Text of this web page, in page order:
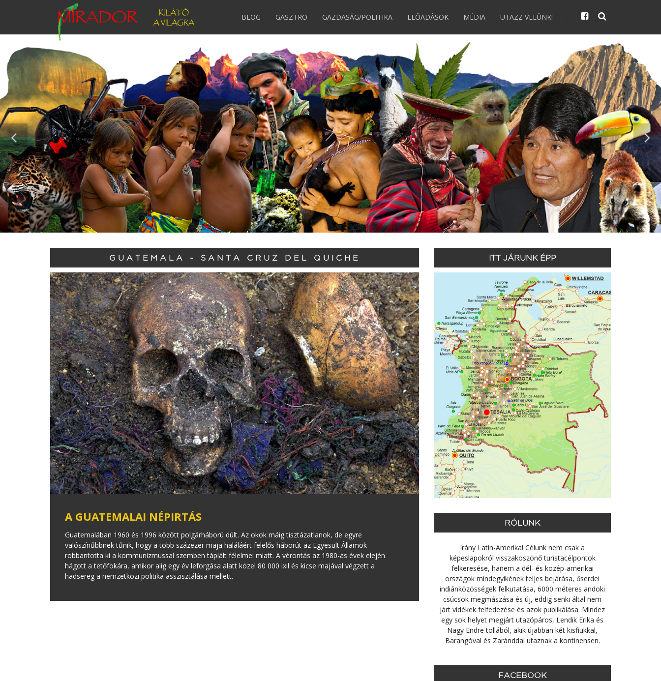
BLOG GASZTRO GAZDASÁG/POLITIKA ELŐADÁSOK MÉDIA UTAZZ VELÜNK!
GUATEMALA - SANTA CRUZ DEL QUICHE
A GUATEMALAI NÉPIRTÁS
Guatemalában 1960 és 1996 között polgárháború dúlt. Az okok máig tisztázatlanok, de egyre
valószínűbbnek tűnik, hogy a több százezer maja haláláért felelős háborút az Egyesült Államok
robbantotta ki a kommunizmussal szemben táplált félelmei miatt. A vérontás az 1980-as évek elején
hágott a tetőfokára, amikor alig egy év leforgása alatt közel 80 000 ixil és kicse majával végzett a
hadsereg a nemzetközi politika asszisztálása mellett.
ITT JÁRUNK ÉPP
RÓLUNK
Irány Latin-Amerika! Célunk nem csak a
képeslapokról visszaköszönő turistacélpontok
felkeresése, hanem a dél- és közép-amerikai
országok mindegyikének teljes bejárása, őserdei
indiánközösségek felkutatása, 6000 méteres andoki
csúcsok megmászása és új, eddig senki által nem
járt vidékek felfedezése és azok publikálása. Mindez
egy sok helyet megjárt utazópáros, Lendik Erika és
Nagy Endre tollából, akik újabban két kisfiukkal,
Barangóval és Zaránddal utaznak a kontinensen.
FACEBOOK